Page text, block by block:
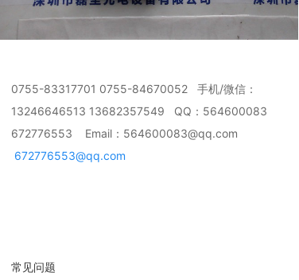
0755-83317701 0755-84670052 手机/微信：
13246646513 13682357549 QQ：564600083
672776553 Email：564600083@qq.com
672776553@qq.com
常见问题